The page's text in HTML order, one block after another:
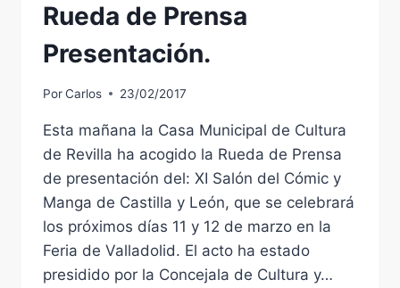
Rueda de Prensa
Presentación.
PorCarlos 23/02/2017
Esta mañana la Casa Municipal de Cultura
de Revilla ha acogido la Rueda de Prensa
de presentación del: XI Salón del Cómic y
Manga de Castilla y León, que se celebrará
los próximos días 11 y 12 de marzo en la
Feria de Valladolid. El acto ha estado
presidido por la Concejala de Cultura y…